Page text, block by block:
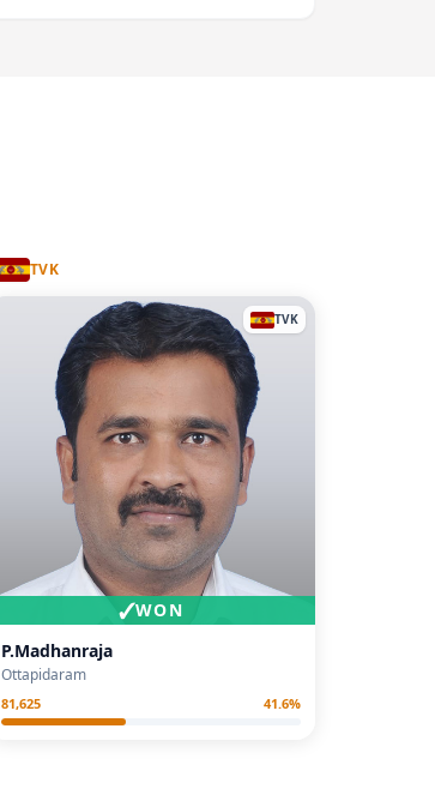
TVK
✓WON
TVK
P.Madhanraja
Ottapidaram
81,625 41.6%